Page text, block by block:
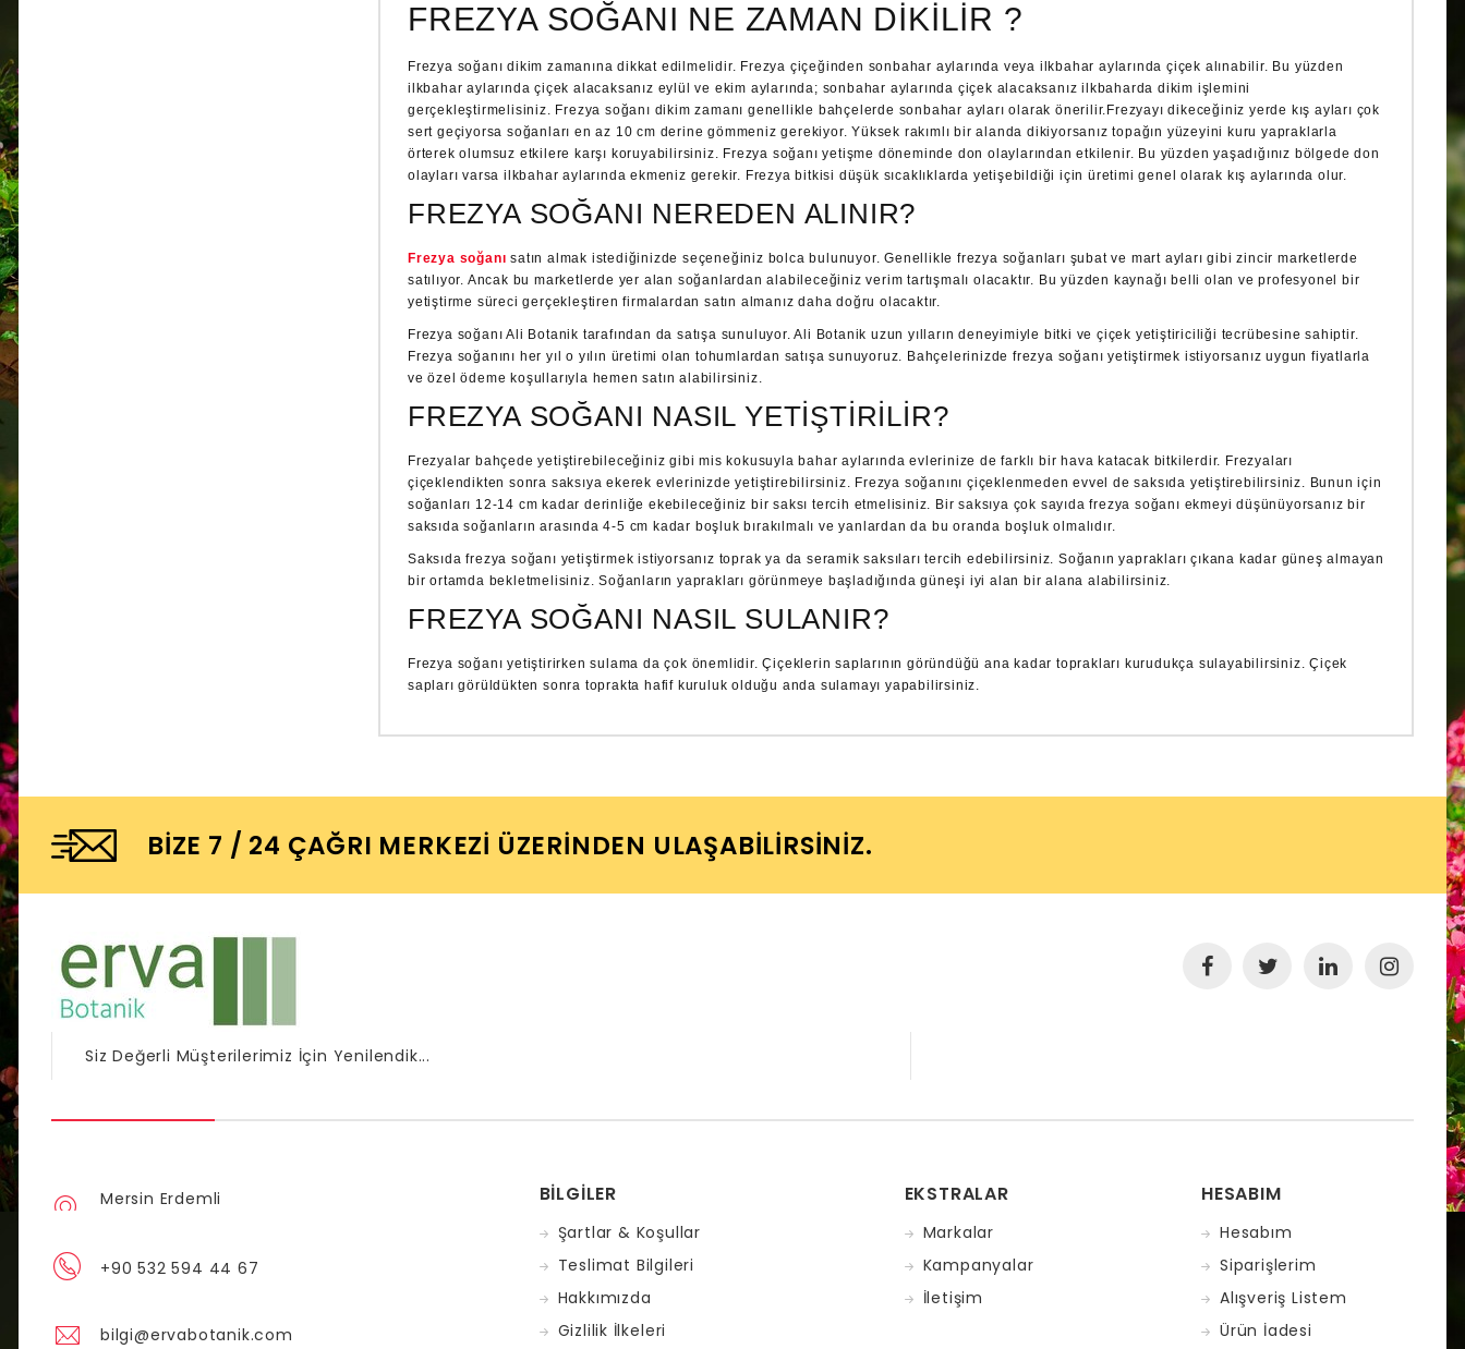
FREZYA SOĞANI NE ZAMAN DIKILIR ?
Frezya soğanı dikim zamanına dikkat edilmelidir. Frezya çiçeğinden sonbahar aylarında veya ilkbahar aylarında çiçek alınabilir. Bu yüzden
ilkbahar aylarında çiçek alacaksanız eylül ve ekim aylarında; sonbahar aylarında çiçek alacaksanız ilkbaharda dikim işlemini
gerçekleştirmelisiniz. Frezya soğanı dikim zamanı genellikle bahçelerde sonbahar ayları olarak önerilir.Frezyayı dikeceğiniz yerde kış ayları çok
sert geçiyorsa soğanları en az 10 cm derine gömmeniz gerekiyor. Yüksek rakımlı bir alanda dikiyorsanız topağın yüzeyini kuru yapraklarla
örterek olumsuz etkilere karşı koruyabilirsiniz. Frezya soğanı yetişme döneminde don olaylarından etkilenir. Bu yüzden yaşadığınız bölgede don
olayları varsa ilkbahar aylarında ekmeniz gerekir. Frezya bitkisi düşük sıcaklıklarda yetişebildiği için üretimi genel olarak kış aylarında olur.
FREZYA SOĞANI NEREDEN ALINIR?
Frezya soğanı satın almak istediğinizde seçeneğiniz bolca bulunuyor. Genellikle frezya soğanları şubat ve mart ayları gibi zincir marketlerde
satılıyor. Ancak bu marketlerde yer alan soğanlardan alabileceğiniz verim tartışmalı olacaktır. Bu yüzden kaynağı belli olan ve profesyonel bir
yetiştirme süreci gerçekleştiren firmalardan satın almanız daha doğru olacaktır.
Frezya soğanı Ali Botanik tarafından da satışa sunuluyor. Ali Botanik uzun yılların deneyimiyle bitki ve çiçek yetiştiriciliği tecrübesine sahiptir.
Frezya soğanını her yıl o yılın üretimi olan tohumlardan satışa sunuyoruz. Bahçelerinizde frezya soğanı yetiştirmek istiyorsanız uygun fiyatlarla
ve özel ödeme koşullarıyla hemen satın alabilirsiniz.
FREZYA SOĞANI NASIL YETIŞTIRILIR?
Frezyalar bahçede yetiştirebileceğiniz gibi mis kokusuyla bahar aylarında evlerinize de farklı bir hava katacak bitkilerdir. Frezyaları
çiçeklendikten sonra saksıya ekerek evlerinizde yetiştirebilirsiniz. Frezya soğanını çiçeklenmeden evvel de saksıda yetiştirebilirsiniz. Bunun için
soğanları 12-14 cm kadar derinliğe ekebileceğiniz bir saksı tercih etmelisiniz. Bir saksıya çok sayıda frezya soğanı ekmeyi düşünüyorsanız bir
saksıda soğanların arasında 4-5 cm kadar boşluk bırakılmalı ve yanlardan da bu oranda boşluk olmalıdır.
Saksıda frezya soğanı yetiştirmek istiyorsanız toprak ya da seramik saksıları tercih edebilirsiniz. Soğanın yaprakları çıkana kadar güneş almayan
bir ortamda bekletmelisiniz. Soğanların yaprakları görünmeye başladığında güneşi iyi alan bir alana alabilirsiniz.
FREZYA SOĞANI NASIL SULANIR?
Frezya soğanı yetiştirirken sulama da çok önemlidir. Çiçeklerin saplarının göründüğü ana kadar toprakları kurudukça sulayabilirsiniz. Çiçek
sapları görüldükten sonra toprakta hafif kuruluk olduğu anda sulamayı yapabilirsiniz.
BIZE 7 / 24 ÇAĞRI MERKEZI ÜZERINDEN ULAŞABILIRSINIZ.
Siz Değerli Müşterilerimiz İçin Yenilendik...
Mersin Erdemli
+90 532 594 44 67
bilgi@ervabotanik.com
BILGILER
Şartlar & Koşullar
Teslimat Bilgileri
Hakkımızda
Gizlilik İlkeleri
EKSTRALAR
Markalar
Kampanyalar
İletişim
HESABIM
Hesabım
Siparişlerim
Alışveriş Listem
Ürün İadesi